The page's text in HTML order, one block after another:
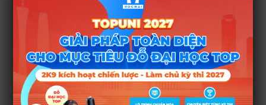
Thí sinh làm bài thi
trên GIẤY. Thời gian
đăng ký dự thi đợt 1
(dự kiến) từ ngày
21/1 – 4/3/2024 và
đợt 2 (dự kiến) từ
16/4 – 7/5/2024.
Kết quả thi ĐGNL